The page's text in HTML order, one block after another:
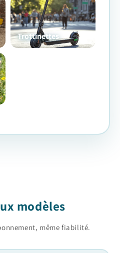
Trottinettes
modèles
même fiabilité.